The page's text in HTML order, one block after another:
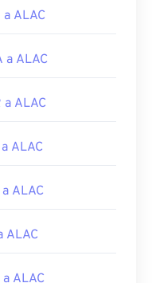
ALAC
a ALAC
a ALAC
ALAC
a ALAC
ALAC
a ALAC